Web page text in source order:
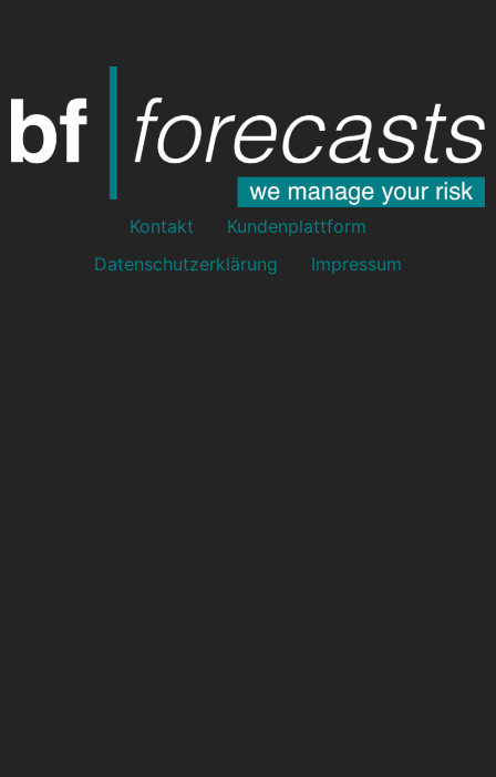
Kontakt
Kundenplattform
Datenschutzerklärung
Impressum